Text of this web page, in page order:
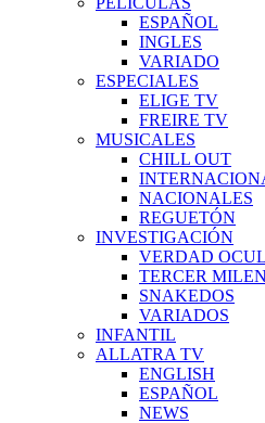
ESPAÑOL
INGLES
VARIADO
ESPECIALES
ELIGE TV
FREIRE TV
MUSICALES
CHILL OUT
NACIONALES
REGUETÓN
INVESTIGACIÓN
VERDAD
TERCER
SNAKEDOS
VARIADOS
INFANTIL
ALLATRA TV
ENGLISH
ESPAÑOL
NEWS